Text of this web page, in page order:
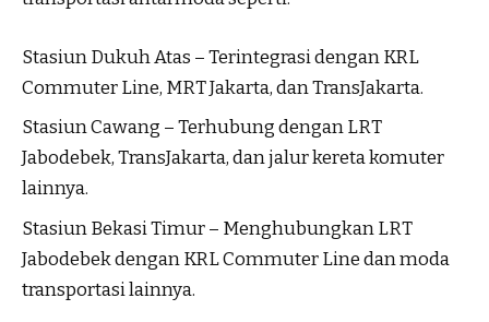
Stasiun Dukuh Atas – Terintegrasi dengan KRL
Commuter Line, MRT Jakarta, dan TransJakarta.
Stasiun Cawang – Terhubung dengan LRT
Jabodebek, TransJakarta, dan jalur kereta komuter
lainnya.
Stasiun Bekasi Timur – Menghubungkan LRT
Jabodebek dengan KRL Commuter Line dan moda
transportasi lainnya.